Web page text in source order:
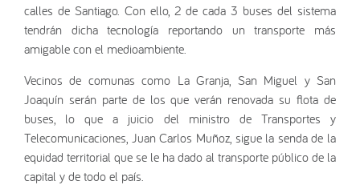
calles de Santiago. Con ello, 2 de cada 3 buses del sistema
tendrán dicha tecnología reportando un transporte más
amigable con el medioambiente.
Vecinos de comunas como La Granja, San Miguel y San
Joaquín serán parte de los que verán renovada su flota de
buses, lo que a juicio del ministro de Transportes y
Telecomunicaciones, Juan Carlos Muñoz, sigue la senda de la
equidad territorial que se le ha dado al transporte público de la
capital y de todo el país.